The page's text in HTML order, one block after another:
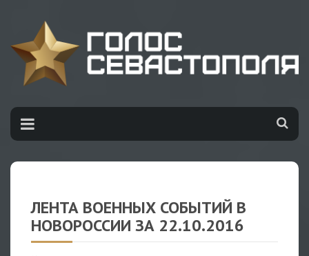
ЛЕНТА ВОЕННЫХ СОБЫТИЙ В
НОВОРОССИИ ЗА 22.10.2016